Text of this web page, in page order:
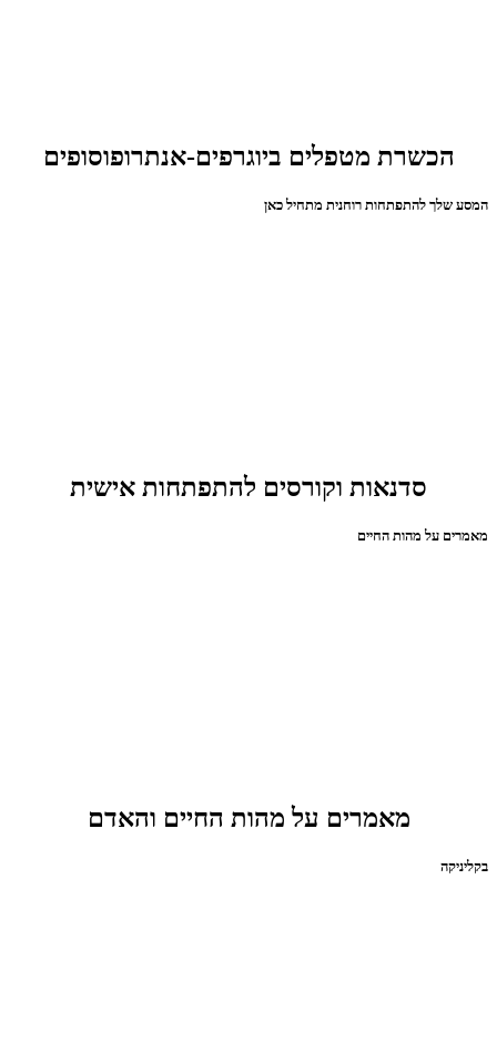
הכשרת מטפלים ביוגרפים-אנתרופוסופים
המסע שלך להתפתחות רוחנית מתחיל כאן
סדנאות וקורסים להתפתחות אישית
מאמרים על מהות החיים
מאמרים על מהות החיים והאדם
בקליניקה